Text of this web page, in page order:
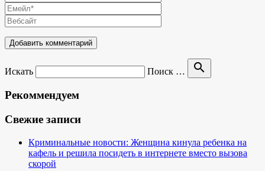
Искать Поиск … search
Рекоммендуем
Свежие записи
Криминальные новости: Женщина кинула ребенка на
кафель и решила посидеть в интернете вместо вызова
скорой